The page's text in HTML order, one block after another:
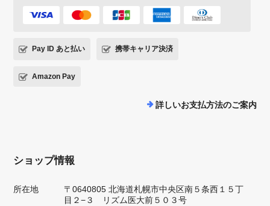
Pay ID あと払い 携帯キャリア決済
Amazon Pay
詳しいお支払方法のご案内
ショップ情報
所在地
〒0640805 北海道札幌市中央区南５条西１５丁
目２−３ リズム医大前５０３号